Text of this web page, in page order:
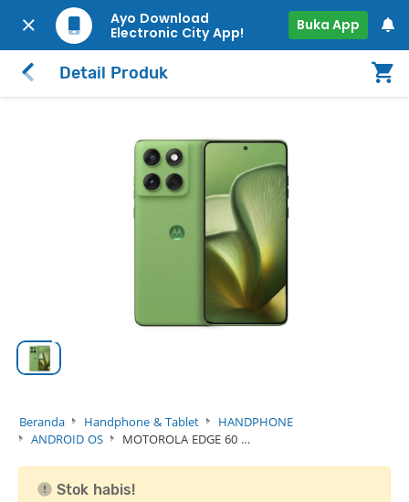
Ayo Download
Electronic City App!
Buka App
Detail Produk
Beranda Handphone & Tablet
HANDPHONE
ANDROID OS
MOTOROLA EDGE 60 …
Stok habis!